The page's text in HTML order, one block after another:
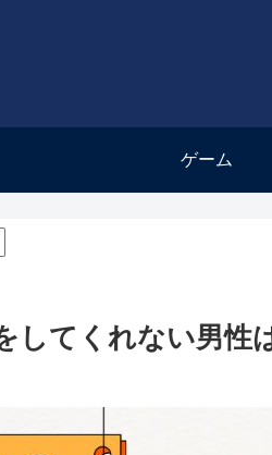
ゲーム
してくれない男性